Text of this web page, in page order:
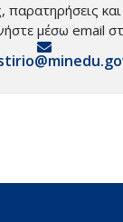
παρατηρήσεις
μέσω email